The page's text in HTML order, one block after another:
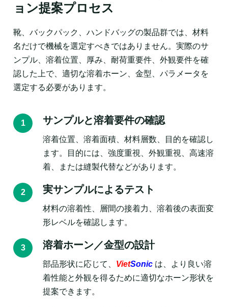
ョン提案プロセス
靴、バックパック、ハンドバッグの製品群では、材料
名だけで機械を選定すべきではありません。実際のサ
ンプル、溶着位置、厚み、耐荷重要件、外観要件を確
認した上で、適切な溶着ホーン、金型、パラメータを
選定する必要があります。
サンプルと溶着要件の確認
溶着位置、溶着面積、材料層数、目的を確認し
ます。目的には、強度重視、外観重視、高速溶
着、または縫製代替などがあります。
実サンプルによるテスト
材料の溶着性、層間の接着力、溶着後の表面変
形レベルを確認します。
溶着ホーン／金型の設計
部品形状に応じて、 VietSonic は、より良い溶
着性能と外観を得るために適切なホーン形状を
提案できます。